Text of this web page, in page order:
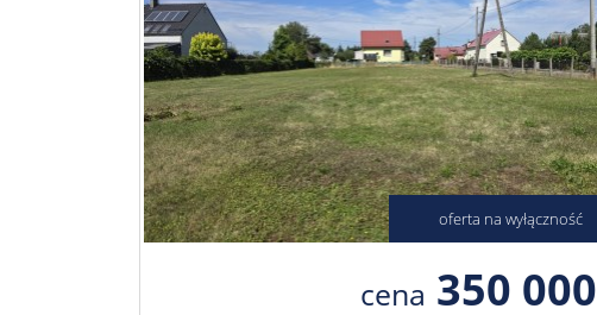
oferta na wyłączność
cena 350 000